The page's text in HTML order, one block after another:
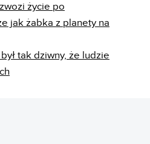
życie po
jak żabka z planety na
tak dziwny, że ludzie